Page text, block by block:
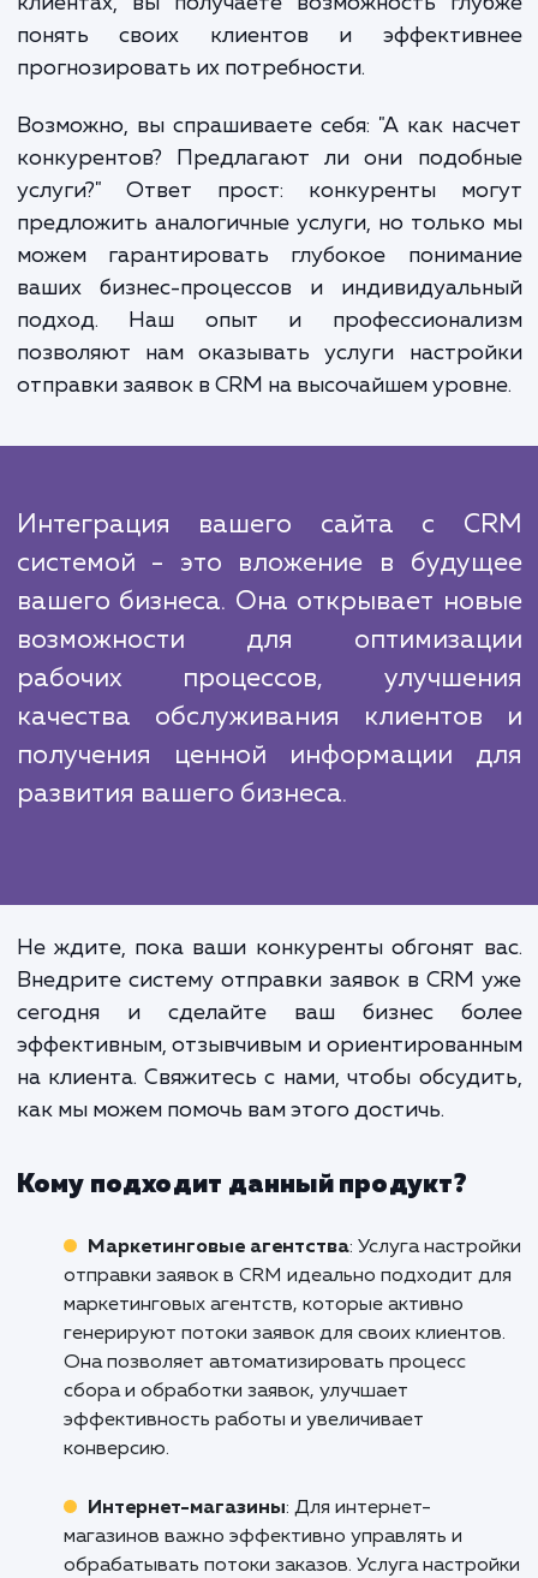
сокращает время реакции на заявки
что позволяет увеличить
удовлетворенность и вероятность
Во-вторых, эффективная система
заявок в CRM позволяет сократить
усилия, которые ваши менеджеры
рутинные задачи, и сосредоточить их на
важных задачах. В-третьих, с помощью
CRM, собирающей и анализирующей
клиентах, вы получаете возможность
понять своих клиентов и
конкурентов? Предлагают ли они
услуги?" Ответ прост: конкуренты
предложить аналогичные услуги, но
можем гарантировать глубокое
ваших бизнес-процессов и
подход. Наш опыт и
позволяют нам оказывать услуги
отправки заявок в CRM на высочайшем
Интеграция вашего сайта с
системой - это вложение в
вашего бизнеса. Она открывает
возможности для
рабочих процессов,
получения ценной информации
развития вашего бизнеса.
Не ждите, пока ваши конкуренты обгонят
Внедрите систему отправки заявок в CRM
эффективным, отзывчивым и
на клиента. Свяжитесь с нами, чтобы